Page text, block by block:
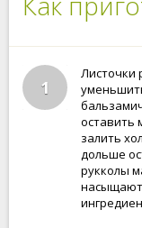
1
Листочки
оставить
залить
дольше
рукколы